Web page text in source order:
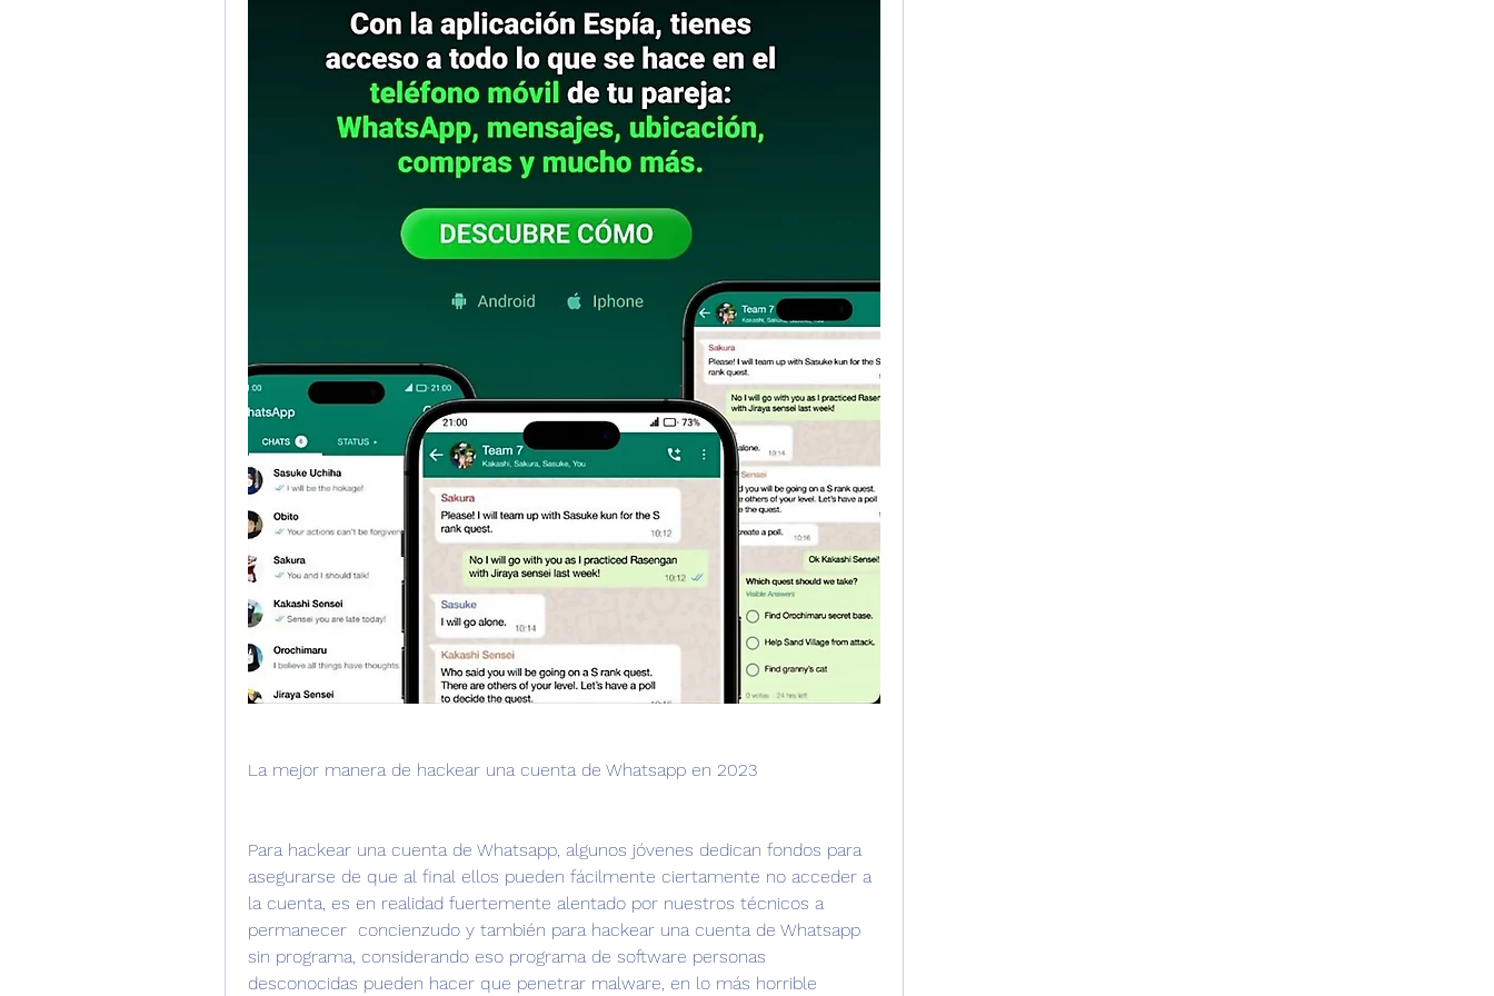
La mejor manera de hackear una cuenta de Whatsapp en 2023
Para hackear una cuenta de Whatsapp, algunos jóvenes dedican fondos para
asegurarse de que al final ellos pueden fácilmente ciertamente no acceder a
la cuenta, es en realidad fuertemente alentado por nuestros técnicos a
permanecer  concienzudo y también para hackear una cuenta de Whatsapp
sin programa, considerando eso programa de software personas
desconocidas pueden hacer que penetrar malware, en lo más horrible